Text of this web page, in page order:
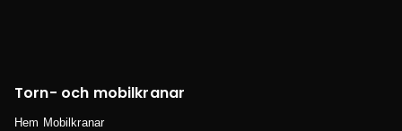
Torn- och mobilkranar
Hem Mobilkranar